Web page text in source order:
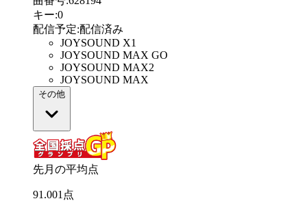
キー:0
配信予定:配信済み
JOYSOUND X1
JOYSOUND MAX GO
JOYSOUND MAX2
JOYSOUND MAX
その他
先月の平均点
91 .001 点